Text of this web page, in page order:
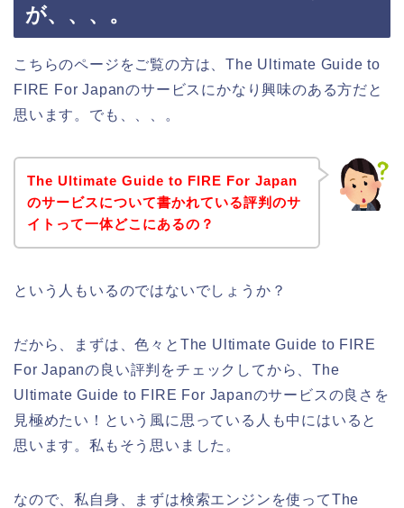
が、、、。
こちらのページをご覧の方は、The Ultimate Guide to
FIRE For Japanのサービスにかなり興味のある方だと
思います。でも、、、。
The Ultimate Guide to FIRE For Japan
のサービスについて書かれている評判のサ
イトって一体どこにあるの？
という人もいるのではないでしょうか？
だから、まずは、色々とThe Ultimate Guide to FIRE
For Japanの良い評判をチェックしてから、The
Ultimate Guide to FIRE For Japanのサービスの良さを
見極めたい！という風に思っている人も中にはいると
思います。私もそう思いました。
なので、私自身、まずは検索エンジンを使ってThe